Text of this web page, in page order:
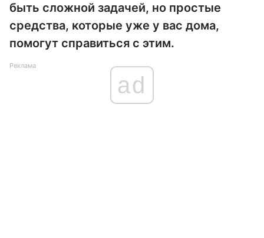
быть сложной задачей, но простые
средства, которые уже у вас дома,
помогут справиться с этим.
Реклама
ad